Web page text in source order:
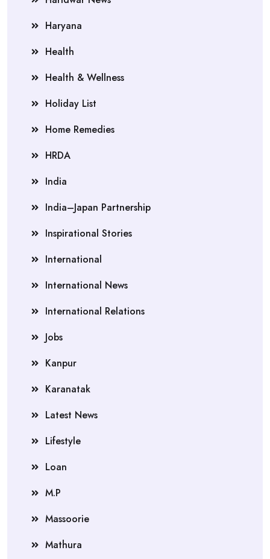
Haryana
Health
Health & Wellness
Holiday List
Home Remedies
HRDA
India
India–Japan Partnership
Inspirational Stories
International
International News
International Relations
Jobs
Kanpur
Karanatak
Latest News
Lifestyle
Loan
M.P
Massoorie
Mathura